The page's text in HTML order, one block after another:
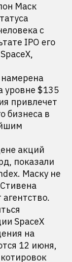
Маск
с
IPO его
намерена
уровне $135
привлечет
бизнеса в
акций
показали
Маску не
SpaceX
на
12 июня,